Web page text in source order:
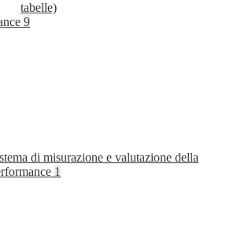
tabelle)
9
di misurazione e valutazione della
1